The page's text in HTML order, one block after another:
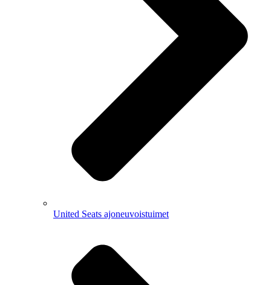
United Seats ajoneuvoistuimet